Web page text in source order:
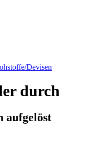
Devisen
durch
aufgelöst